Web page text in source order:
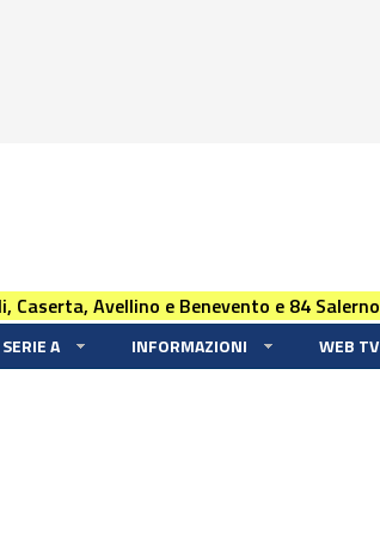
Caserta, Avellino e Benevento e 84 Salerno
SERIE A INFORMAZIONI WEB TV